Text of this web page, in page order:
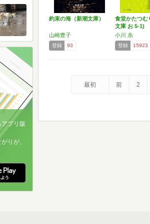
約束の海（新潮文庫）
山崎豊子
登録 93
食堂かたつむ
文庫 お 5-1)
小川 糸
登録 15923
最初 前 2
プリ版
りが、